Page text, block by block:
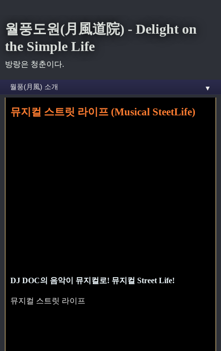
월풍도원(月風道院) - Delight on
the Simple Life
방랑은 청춘이다.
▼
홈» street life 꼬리가 달린 글
뮤지컬 스트릿 라이프 (Musical SteetLife)
DJ DOC의 음악이 뮤지컬로! 뮤지컬 Street Life!
뮤지컬 스트릿 라이프